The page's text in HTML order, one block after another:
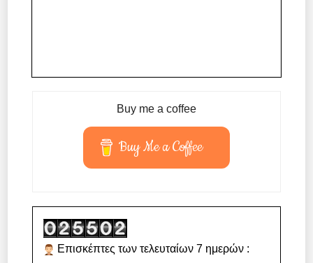
Buy me a coffee
Buy Me a Coffee
Επισκέπτες των τελευταίων 7 ημερών :